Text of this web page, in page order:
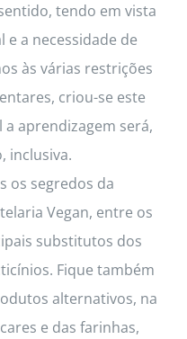
tendo em vista
e a necessidade de
às várias restrições
criou-se este
a aprendizagem será,
inclusiva.
os segredos da
Vegan, entre os
substitutos dos
Fique também
alternativos, na
e das farinhas,